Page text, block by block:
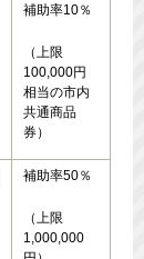
補助率10％
（上限
100,000円
相当の市内
共通商品
券）
補助率50％
（上限
1,000,000